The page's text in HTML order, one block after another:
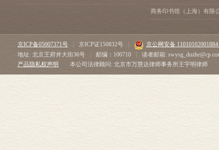
商务印书馆（上海）有限
京ICP备05007371号 京ICP证150832号
京公网安备
地址: 北京王府井大街36号
邮编：100710
读者邮箱:
产品隐私权声明
本公司法律顾问: 北京市万慧达律师事务所王宇明律师